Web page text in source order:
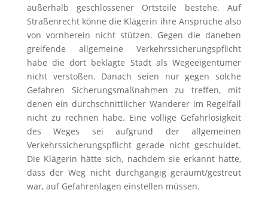
außerhalb geschlossener Ortsteile bestehe. Auf
Straßenrecht könne die Klägerin ihre Ansprüche also
von vornherein nicht stützen. Gegen die daneben
greifende allgemeine Verkehrssicherungspflicht
habe die dort beklagte Stadt als Wegeeigentümer
nicht verstoßen. Danach seien nur gegen solche
Gefahren Sicherungsmaßnahmen zu treffen, mit
denen ein durchschnittlicher Wanderer im Regelfall
nicht zu rechnen habe. Eine völlige Gefahrlosigkeit
des Weges sei aufgrund der allgemeinen
Verkehrssicherungspflicht gerade nicht geschuldet.
Die Klägerin hätte sich, nachdem sie erkannt hatte,
dass der Weg nicht durchgängig geräumt/gestreut
war, auf Gefahrenlagen einstellen müssen.